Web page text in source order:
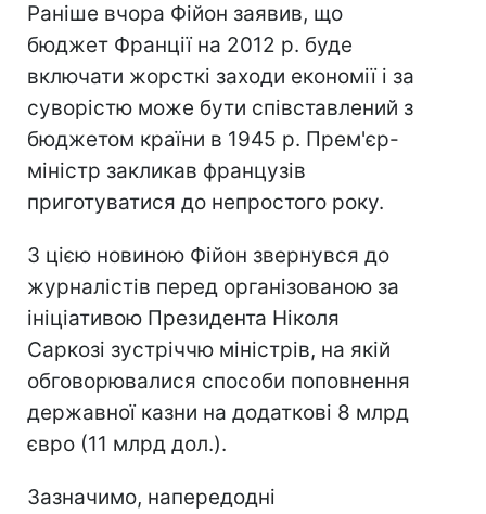
Раніше вчора Фійон заявив, що
бюджет Франції на 2012 р. буде
включати жорсткі заходи економії і за
суворістю може бути співставлений з
бюджетом країни в 1945 р. Прем'єр-
міністр закликав французів
приготуватися до непростого року.
З цією новиною Фійон звернувся до
журналістів перед організованою за
ініціативою Президента Ніколя
Саркозі зустріччю міністрів, на якій
обговорювалися способи поповнення
державної казни на додаткові 8 млрд
євро (11 млрд дол.).
Зазначимо, напередодні